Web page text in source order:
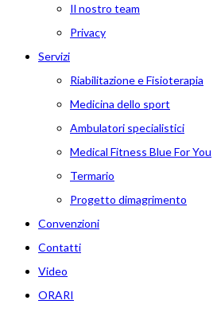
Il nostro team
Privacy
Servizi
Riabilitazione e Fisioterapia
Medicina dello sport
Ambulatori specialistici
Medical Fitness Blue For You
Termario
Progetto dimagrimento
Convenzioni
Contatti
Video
ORARI